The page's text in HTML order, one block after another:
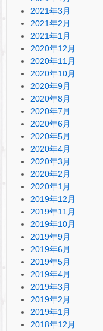
2021年3月
2021年2月
2021年1月
2020年12月
2020年11月
2020年10月
2020年9月
2020年8月
2020年7月
2020年6月
2020年5月
2020年4月
2020年3月
2020年2月
2020年1月
2019年12月
2019年11月
2019年10月
2019年9月
2019年6月
2019年5月
2019年4月
2019年3月
2019年2月
2019年1月
2018年12月